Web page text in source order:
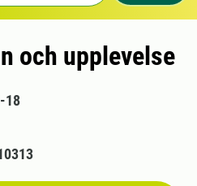
och upplevelse
18